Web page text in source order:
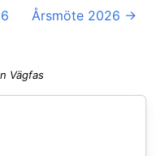
Årsmöte 2026 →
Vägfas